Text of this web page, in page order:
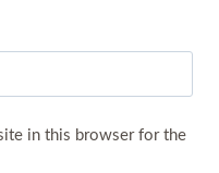
in this browser for the